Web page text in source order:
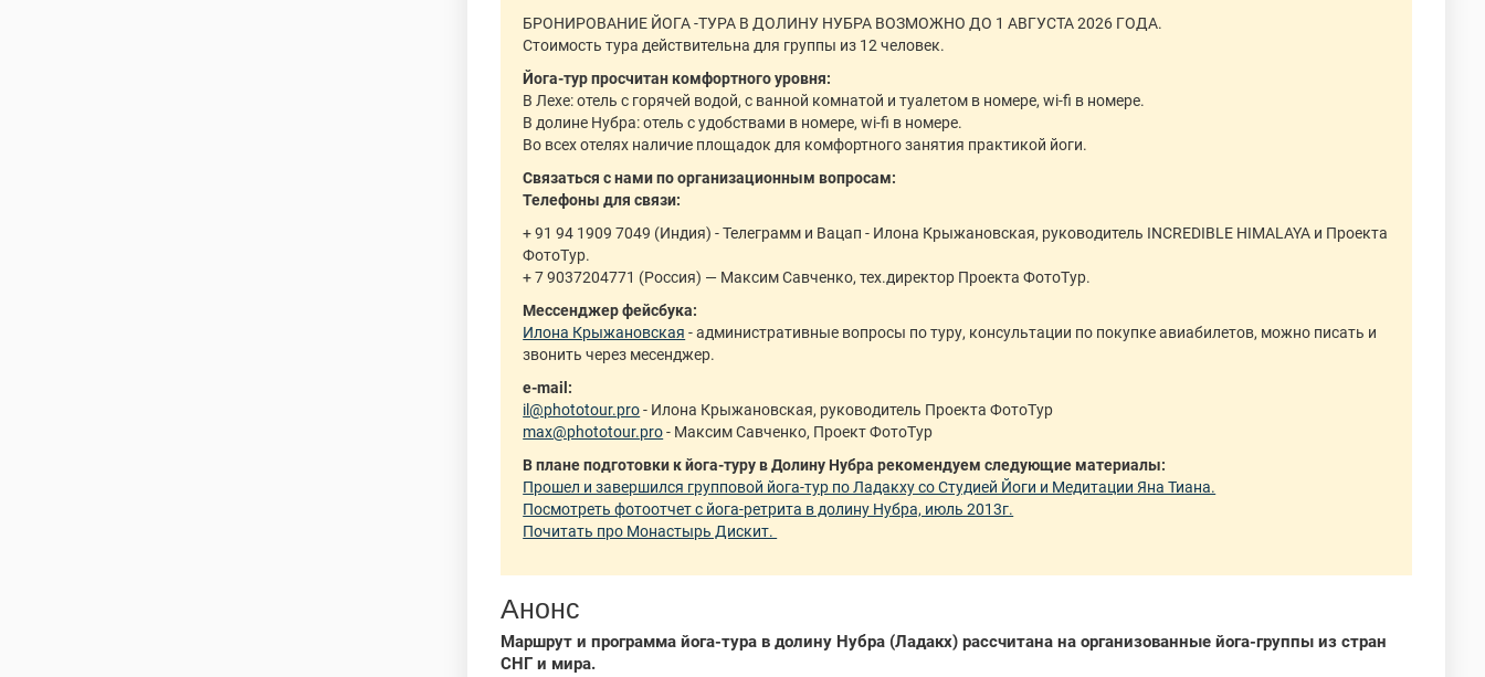
БРОНИРОВАНИЕ ЙОГА -ТУРА В ДОЛИНУ НУБРА ВОЗМОЖНО ДО 1 АВГУСТА 2026 ГОДА.
Стоимость тура действительна для группы из 12 человек.
Йога-тур просчитан комфортного уровня:
В Лехе: отель с горячей водой, с ванной комнатой и туалетом в номере, wi-fi в номере.
В долине Нубра: отель с удобствами в номере, wi-fi в номере.
Во всех отелях наличие площадок для комфортного занятия практикой йоги.
Связаться с нами по организационным вопросам:
Телефоны для связи:
+ 91 94 1909 7049 (Индия) - Телеграмм и Вацап - Илона Крыжановская, руководитель INCREDIBLE HIMALAYA и Проекта
ФотоТур.
+ 7 9037204771 (Россия) — Максим Савченко, тех.директор Проекта ФотоТур.
Мессенджер фейсбука:
Илона Крыжановская - административные вопросы по туру, консультации по покупке авиабилетов, можно писать и
звонить через месенджер.
e-mail:
il@phototour.pro- Илона Крыжановская, руководитель Проекта ФотоТур
max@phototour.pro- Максим Савченко, Проект ФотоТур
В плане подготовки к йога-туру в Долину Нубра рекомендуем следующие материалы:
Прошел и завершился групповой йога-тур по Ладакху со Студией Йоги и Медитации Яна Тиана.
Посмотреть фотоотчет с йога-ретрита в долину Нубра, июль 2013г.
Почитать про Монастырь Дискит.
Анонс
Маршрут и программа йога-тура в долину Нубра (Ладакх) рассчитана на организованные йога-группы из стран
СНГ и мира.